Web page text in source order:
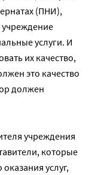
(ПНИ),
учреждение
услуги. И
их качество,
это качество
должен
учреждения
которые
услуг,